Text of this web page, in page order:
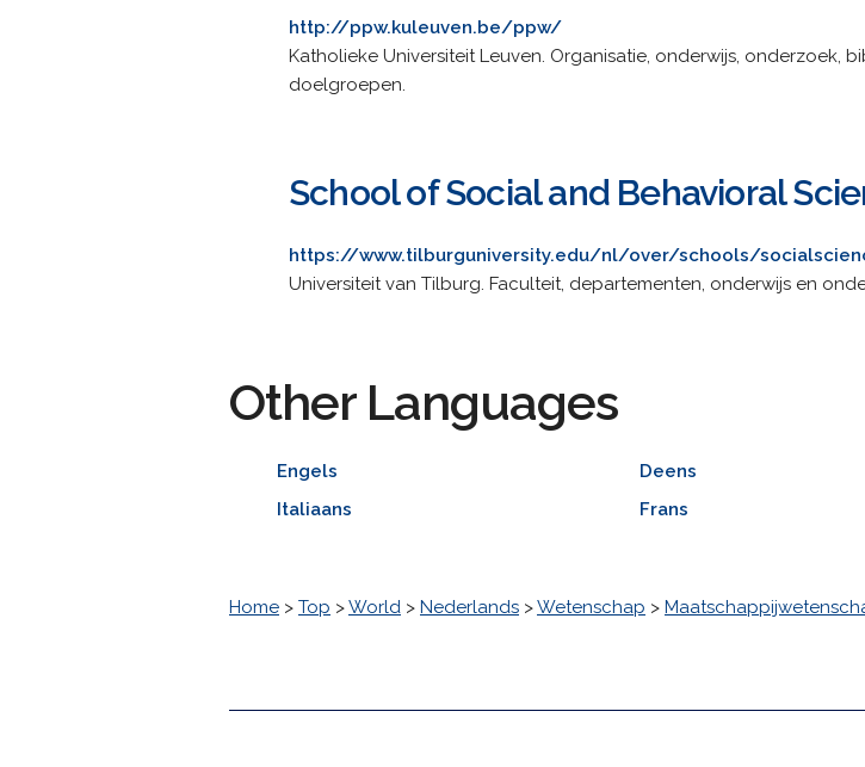
http://ppw.kuleuven.be/ppw/
Katholieke Universiteit Leuven. Organisatie, onderwijs, onderzoek,
doelgroepen.
School of Social and Behavioral
https://www.tilburguniversity.edu/nl/over/schools/
Universiteit van Tilburg. Faculteit, departementen, onderwijs en
Other Languages
Engels Deens
Italiaans
Frans
Home > Top >World > Nederlands >Wetenschap >